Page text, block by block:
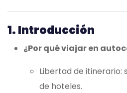
1. Introducción
¿Por qué viajar en
Libertad de itinerario:
de hoteles.